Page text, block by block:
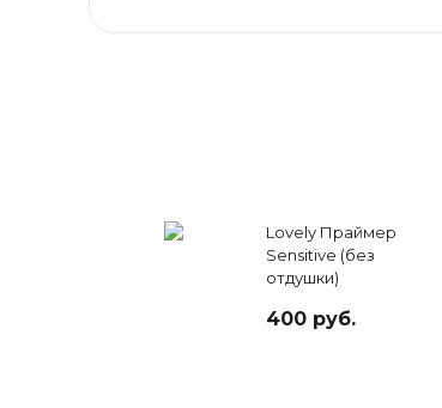
Lovely Праймер
Sensitive (без
отдушки)
400 руб.